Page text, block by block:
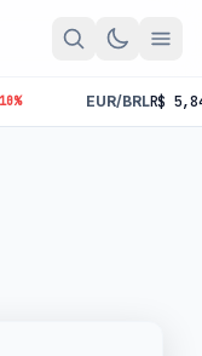
EUR/BRLR$ 5,84 -